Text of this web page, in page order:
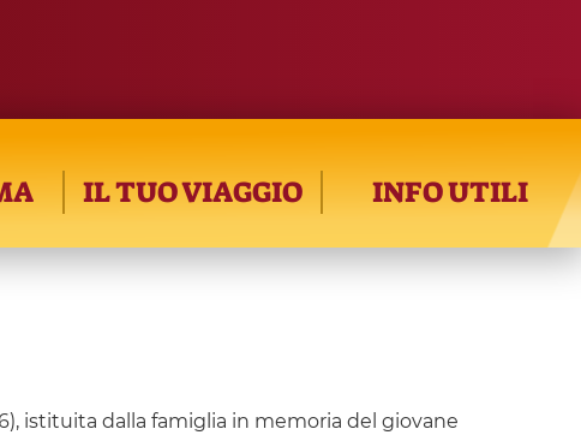
IL TUO VIAGGIO INFO UTILI
istituita dalla famiglia in memoria del giovane